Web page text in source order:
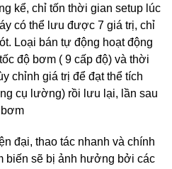
kể, chỉ tốn thời gian setup lúc
có thể lưu được 7 giá trị, chỉ
Loại bán tự động hoạt động
độ bơm ( 9 cấp độ) và thời
chỉnh giá trị để đạt thể tích
cụ lường) rồi lưu lại, lần sau
đại, thao tác nhanh và chính
biến sẽ bị ảnh hưởng bởi các